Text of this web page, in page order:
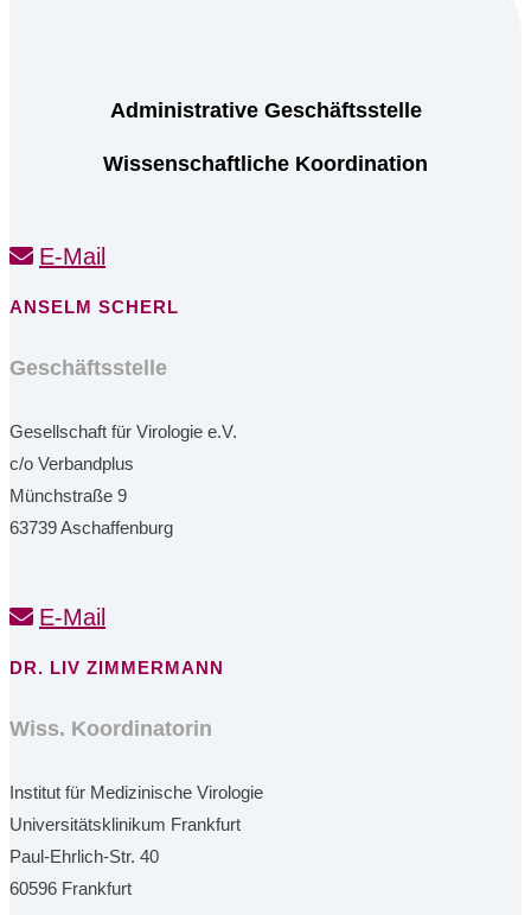
Administrative Geschäftsstelle
Wissenschaftliche Koordination
E-Mail
ANSELM SCHERL
Geschäftsstelle
Gesellschaft für Virologie e.V.
c/o Verbandplus
Münchstraße 9
63739 Aschaffenburg
E-Mail
DR. LIV ZIMMERMANN
Wiss. Koordinatorin
Institut für Medizinische Virologie
Universitätsklinikum Frankfurt
Paul-Ehrlich-Str. 40
60596 Frankfurt